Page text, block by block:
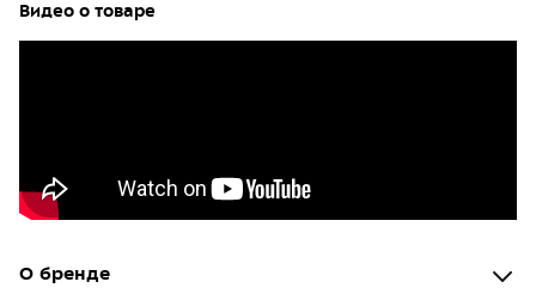
Видео о товаре
О бренде